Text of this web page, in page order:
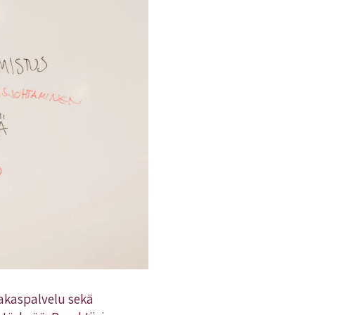
sekä